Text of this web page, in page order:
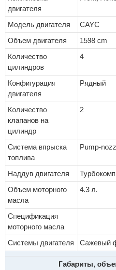
двигателя
Модель двигателя
CAYC
Объем двигателя
1598 cm
Количество
цилиндров
4
Конфигурация
двигателя
Рядный
Количество
клапанов на
цилиндр
2
Система впрыска
топлива
Pump-
Наддув двигателя
Объем моторного
масла
4.3 л.
Спецификация
моторного масла
Системы двигателя
Сажевый
Габариты,